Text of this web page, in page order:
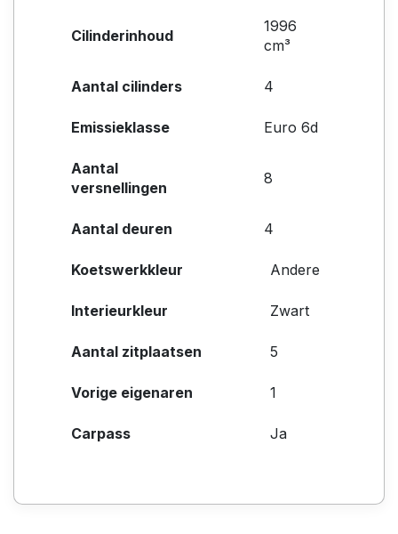
Cilinderinhoud
1996
cm³
Aantal cilinders 4
Emissieklasse Euro 6d
Aantal
versnellingen
8
Aantal deuren 4
Koetswerkkleur Andere
Interieurkleur Zwart
Aantal zitplaatsen 5
Vorige eigenaren 1
Carpass Ja